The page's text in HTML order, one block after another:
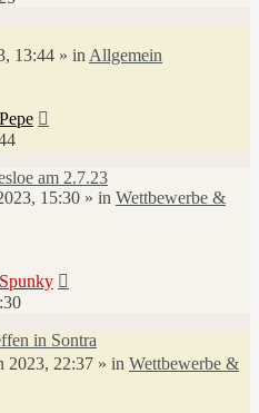
13:44 » in Allgemein
Pepe
am 2.7.23
15:30 » in Wettbewerbe &
Spunky
in Sontra
2023, 22:37 » in Wettbewerbe &